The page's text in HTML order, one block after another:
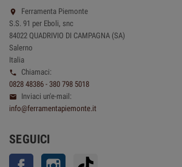

Ferramenta Piemonte
S.S. 91 per Eboli, snc
84022 QUADRIVIO DI CAMPAGNA (SA)
Salerno
Italia

Chiamaci:
0828 48386 - 380 798 5018

Inviaci un'e-mail:
info@ferramentapiemonte.it
SEGUICI
Facebook Instagram